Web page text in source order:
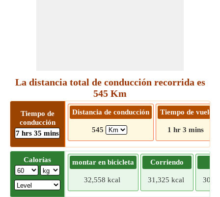
La distancia total de conducción recorrida es
545 Km
Tiempo de
conducción
7 hrs 35 mins
Distancia de conducción
545
Tiempo de vuelo
1 hr 3 mins
Calorías montar en bicicleta
32,558 kcal
Corriendo
31,325 kcal